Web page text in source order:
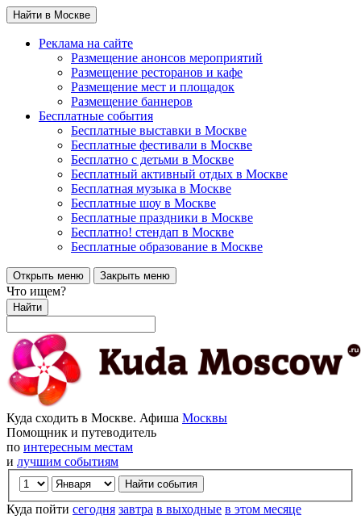
Найти в Москве
Реклама на сайте
Размещение анонсов мероприятий
Размещение ресторанов и кафе
Размещение мест и площадок
Размещение баннеров
Бесплатные события
Бесплатные выставки в Москве
Бесплатные фестивали в Москве
Бесплатно с детьми в Москве
Бесплатный активный отдых в Москве
Бесплатная музыка в Москве
Бесплатные шоу в Москве
Бесплатные праздники в Москве
Бесплатно! стендап в Москве
Бесплатные образование в Москве
Открыть меню Закрыть меню
Что ищем?
Найти
Куда сходить в Москве. Афиша Москвы
Помощник и путеводитель
по интересным местам
и лучшим событиям
Куда пойти сегодня завтра в выходные в этом месяце